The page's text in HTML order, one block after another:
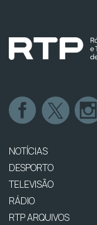
NOTÍCIAS
DESPORTO
TELEVISÃO
RÁDIO
RTP ARQUIVOS